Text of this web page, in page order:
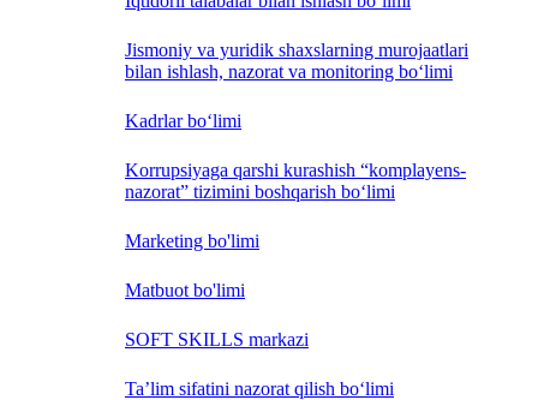
Jismoniy va yuridik shaxslarning murojaatlari
bilan ishlash, nazorat va monitoring bo‘limi
Kadrlar bo‘limi
Korrupsiyaga qarshi kurashish “komplayens-
nazorat” tizimini boshqarish bo‘limi
Marketing bo'limi
Matbuot bo'limi
SOFT SKILLS markazi
Ta’lim sifatini nazorat qilish bo‘limi